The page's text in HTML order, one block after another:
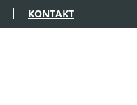
KONTAKT